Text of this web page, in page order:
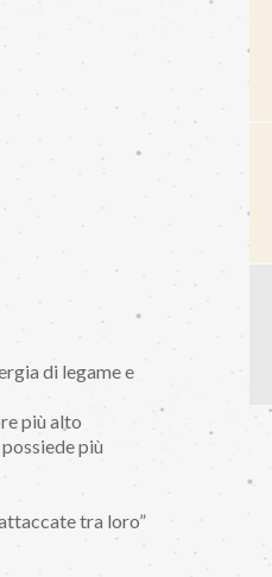
di legame e
più alto
più
tra loro”